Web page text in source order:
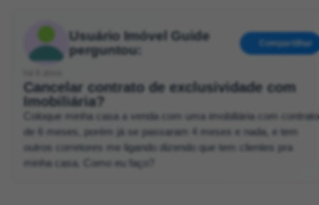
Usuário Imóvel Guide
perguntou:
Compartilhar
Cancelar contrato de exclusividade com
Imobiliária?
Coloque minha casa a venda com uma imobiliária com contrato
de 6 meses, porém já se passaram 4 meses e nada, e tem
outros corretores me ligando dizendo que tem clientes pra
minha casa. Como eu faço?